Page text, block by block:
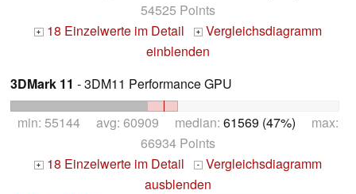
54525 Points
+ 18 Einzelwerte im Detail +
Vergleichsdiagramm
einblenden
3DMark 11 - 3DM11 Performance GPU
min: 55144 avg: 60909 median: 61569 (47%) max:
66934 Points
+ 18 Einzelwerte im Detail -
Vergleichsdiagramm
ausblenden